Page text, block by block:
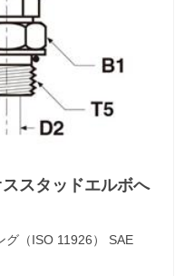
スタッドエルボへ
グ（ISO 11926） SAE